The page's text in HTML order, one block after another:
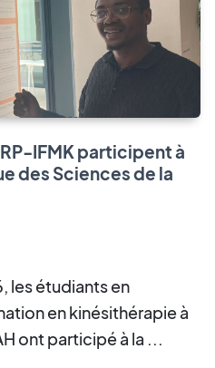
IFMK participent à
des Sciences de la
les étudiants en
en kinésithérapie à
ont participé à la ...